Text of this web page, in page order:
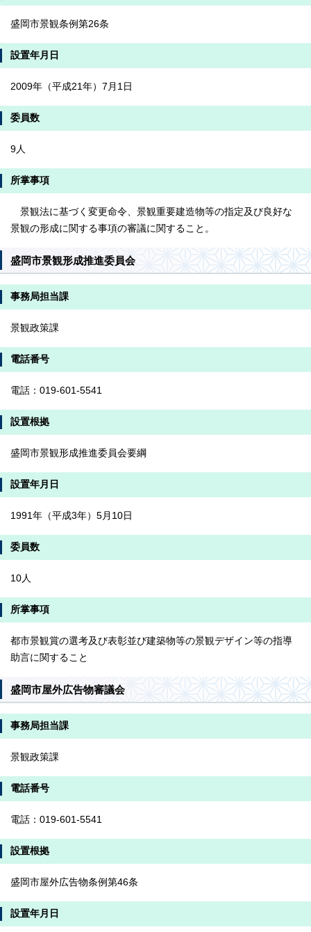
盛岡市景観条例第26条
設置年月日
2009年（平成21年）7月1日
委員数
9人
所掌事項
景観法に基づく変更命令、景観重要建造物等の指定及び良好な
景観の形成に関する事項の審議に関すること。
盛岡市景観形成推進委員会
事務局担当課
景観政策課
電話番号
電話：019-601-5541
設置根拠
盛岡市景観形成推進委員会要綱
設置年月日
1991年（平成3年）5月10日
委員数
10人
所掌事項
都市景観賞の選考及び表彰並び建築物等の景観デザイン等の指導
助言に関すること
盛岡市屋外広告物審議会
事務局担当課
景観政策課
電話番号
電話：019-601-5541
設置根拠
盛岡市屋外広告物条例第46条
設置年月日